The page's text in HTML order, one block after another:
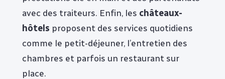
avec des traiteurs. Enfin, les châteaux-
hôtels proposent des services quotidiens
comme le petit-déjeuner, l’entretien des
chambres et parfois un restaurant sur
place.